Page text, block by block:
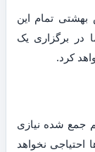
تمام این
برگزاری یک
کرد.
جمع شده نیازی
نخواهد